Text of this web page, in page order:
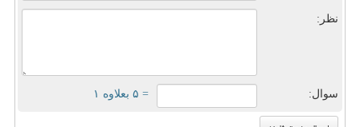
نظر:
سوال: = ۵ بعلاوه ۱